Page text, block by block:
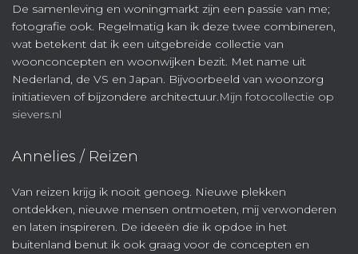
De samenleving en woningmarkt zijn een passie van me;
fotografie ook. Regelmatig kan ik deze twee combineren,
wat betekent dat ik een uitgebreide collectie van
woonconcepten en woonwijken bezit. Met name uit
Nederland, de VS en Japan. Bijvoorbeeld van woonzorg
initiatieven of bijzondere architectuur.Mijn fotocollectie op
sievers.nl
Annelies / Reizen
Van reizen krijg ik nooit genoeg. Nieuwe plekken
ontdekken, nieuwe mensen ontmoeten, mij verwonderen
en laten inspireren. De ideeën die ik opdoe in het
buitenland benut ik ook graag voor de concepten en